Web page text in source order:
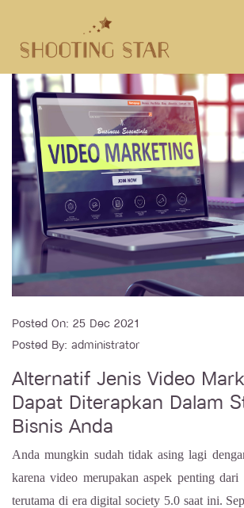
Posted On: 25 Dec 2021
Posted By: administrator
Alternatif Jenis Video
Dapat Diterapkan Dalam
Bisnis Anda
Anda mungkin sudah tidak asing lagi
karena video merupakan aspek penting dari
terutama di era digital society 5.0 saat ini.